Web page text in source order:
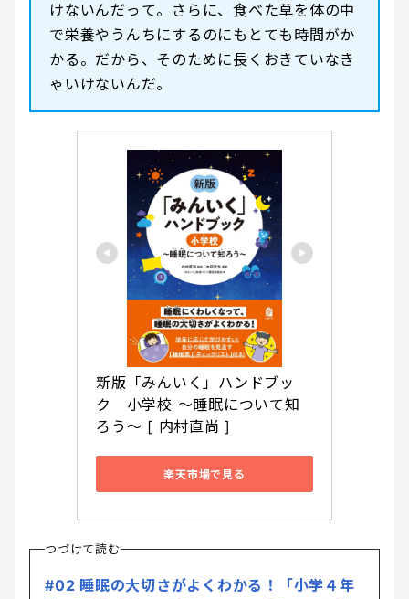
けないんだって。さらに、食べた草を体の中
で栄養やうんちにするのにもとても時間がか
かる。だから、そのために長くおきていなき
ゃいけないんだ。
新版「みんいく」ハンドブッ
ク　小学校 ～睡眠について知
ろう～ [ 内村直尚 ]
楽天市場で見る
つづけて読む
#02 睡眠の大切さがよくわかる！「小学４年